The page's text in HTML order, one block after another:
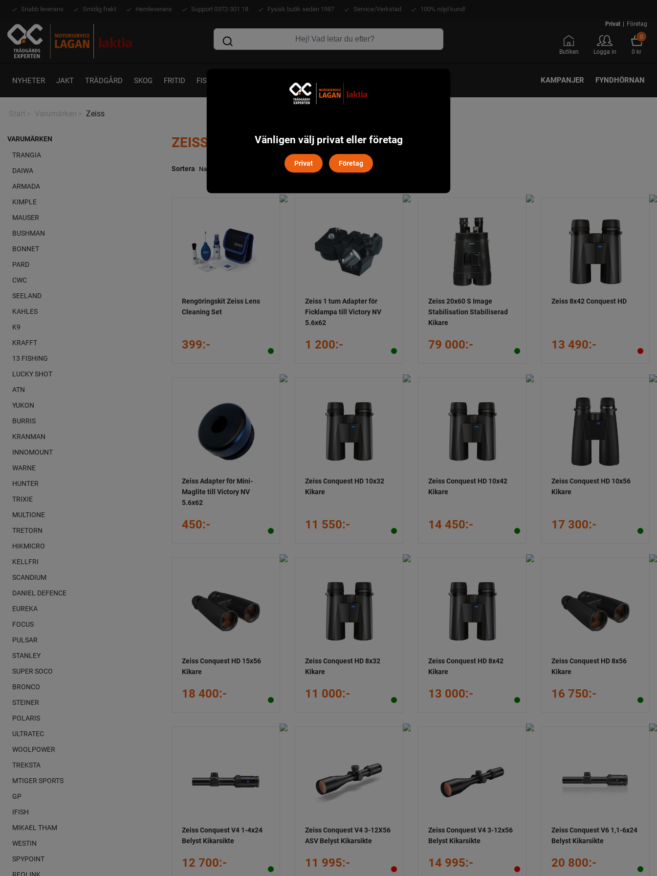
Snabb leverans Smidig frakt Hemleverans Support 0372-301 18 Fysisk butik sedan 1987 Service/Verkstad 100% nöjd kund!
Privat | Företag
Butiken Logga in
0
0 kr
NYHETER JAKT TRÄDGÅRD SKOG FRITID FISKE KAMPANJER FYNDHÖRNAN
Start > Varumärken > Zeiss
VARUMÄRKEN
TRANGIA
DAIWA
ARMADA
KIMPLE
MAUSER
BUSHMAN
BONNET
PARD
CWC
SEELAND
KAHLES
K9
KRAFFT
13 FISHING
LUCKY SHOT
ATN
YUKON
BURRIS
KRANMAN
INNOMOUNT
WARNE
HUNTER
TRIXIE
MULTIONE
TRETORN
HIKMICRO
KELLFRI
SCANDIUM
DANIEL DEFENCE
EUREKA
FOCUS
PULSAR
STANLEY
SUPER SOCO
BRONCO
STEINER
POLARIS
ULTRATEC
WOOLPOWER
TREKSTA
MTIGER SPORTS
GP
IFISH
MIKAEL THAM
WESTIN
SPYPOINT
ZEISS
Sortera Återställ filter
Rengöringskit Zeiss Lens
Cleaning Set
399:-
Zeiss 1 tum Adapter för
Ficklampa till Victory NV
5.6x62
1 200:-
Zeiss 20x60 S Image
Stabilisation Stabiliserad
Kikare
79 000:-
Zeiss 8x42 Conquest HD
13 490:-
Zeiss Adapter för Mini-
Maglite till Victory NV
5.6x62
450:-
Zeiss Conquest HD 10x32
Kikare
11 550:-
Zeiss Conquest HD 10x42
Kikare
14 450:-
Zeiss Conquest HD 10x56
Kikare
17 300:-
Zeiss Conquest HD 15x56
Kikare
18 400:-
Zeiss Conquest HD 8x32
Kikare
11 000:-
Zeiss Conquest HD 8x42
Kikare
13 000:-
Zeiss Conquest HD 8x56
Kikare
16 750:-
Zeiss Conquest V4 1-4x24
Belyst Kikarsikte
12 700:-
Zeiss Conquest V4 3-12X56
ASV Belyst Kikarsikte
11 995:-
Zeiss Conquest V4 3-12x56
Belyst Kikarsikte
14 995:-
Zeiss Conquest V6 1,1-6x24
Belyst Kikarsikte
20 800:-
Vänligen välj privat eller företag
Privat Företag